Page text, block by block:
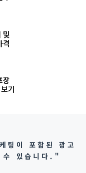
및
격
장
기
팅이 포함된 광고
수 있습니다."